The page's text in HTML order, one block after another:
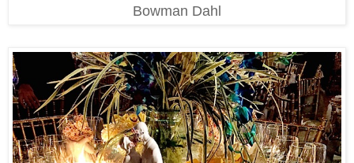
Bowman Dahl